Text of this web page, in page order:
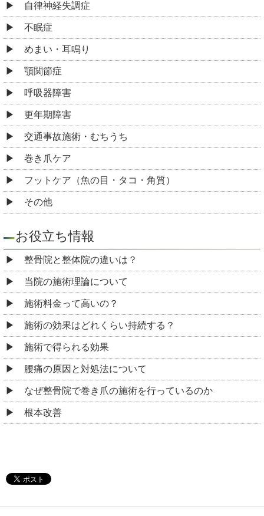
自律神経失調症
不眠症
めまい・耳鳴り
顎関節症
呼吸器障害
更年期障害
交通事故施術・むちうち
巻き爪ケア
フットケア（魚の目・タコ・角質）
その他
お役立ち情報
整骨院と整体院の違いは？
当院の施術理論について
施術料金って高いの？
施術の効果はどれくらい持続する？
施術で得られる効果
腰痛の原因と対処法について
なぜ整骨院で巻き爪の施術を行っているのか
根本改善